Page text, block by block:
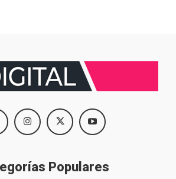
Populares